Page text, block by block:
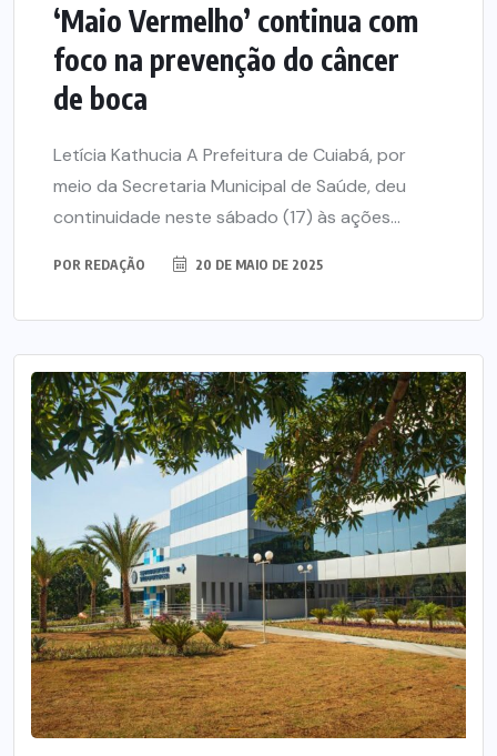
‘Maio Vermelho’ continua com
foco na prevenção do câncer
de boca
Letícia Kathucia A Prefeitura de Cuiabá, por
meio da Secretaria Municipal de Saúde, deu
continuidade neste sábado (17) às ações...
POR REDAÇÃO 20 DE MAIO DE 2025